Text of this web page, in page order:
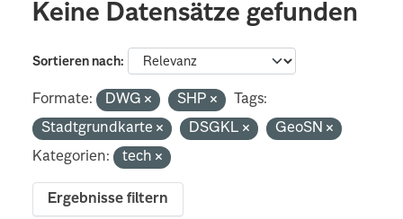
Keine Datensätze gefunden
Sortieren nach
Formate: DWG SHP
Tags:
Stadtgrundkarte
DSGKL
GeoSN
Kategorien:
tech
Ergebnisse filtern